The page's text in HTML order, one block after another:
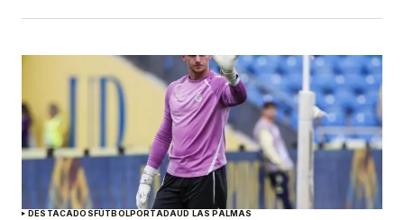
DESTACADOSFÚTBOLPORTADAUD LAS PALMAS